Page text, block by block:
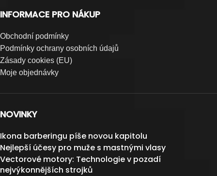
INFORMACE PRO NÁKUP
Obchodní podmínky
Podmínky ochrany osobních údajů
Zásady cookies (EU)
Moje objednávky
NOVINKY
Ikona barberingu píše novou kapitolu
Nejlepší účesy pro muže s mastnými vlasy
Vectorové motory: Technologie v pozadí
nejvýkonnějších strojků